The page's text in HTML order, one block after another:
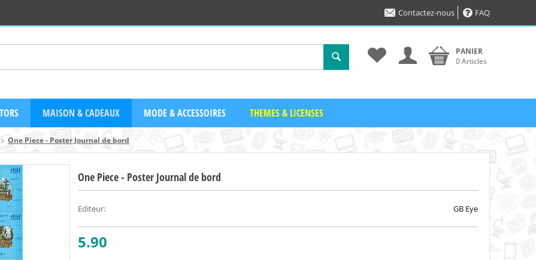
Contactez-nous FAQ
PANIER
0 Articles
MAISON & CADEAUX MODE & ACCESSOIRES THEMES & LICENSES
One Piece - Poster Journal de bord
One Piece - Poster Journal de bord
Editeur: GB Eye
5.90